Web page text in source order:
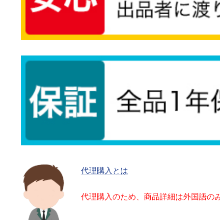
代理購入とは
代理購入のため、商品詳細は外国語の